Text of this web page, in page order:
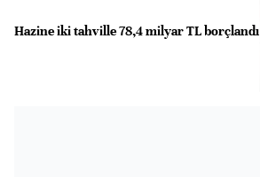
Hazine iki tahville 78,4 milyar TL borçlandı